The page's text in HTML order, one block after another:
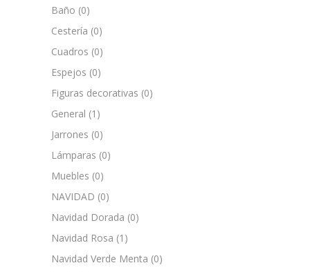
Baño (0)
Cestería (0)
Cuadros (0)
Espejos (0)
Figuras decorativas (0)
General (1)
Jarrones (0)
Lámparas (0)
Muebles (0)
NAVIDAD (0)
Navidad Dorada (0)
Navidad Rosa (1)
Navidad Verde Menta (0)